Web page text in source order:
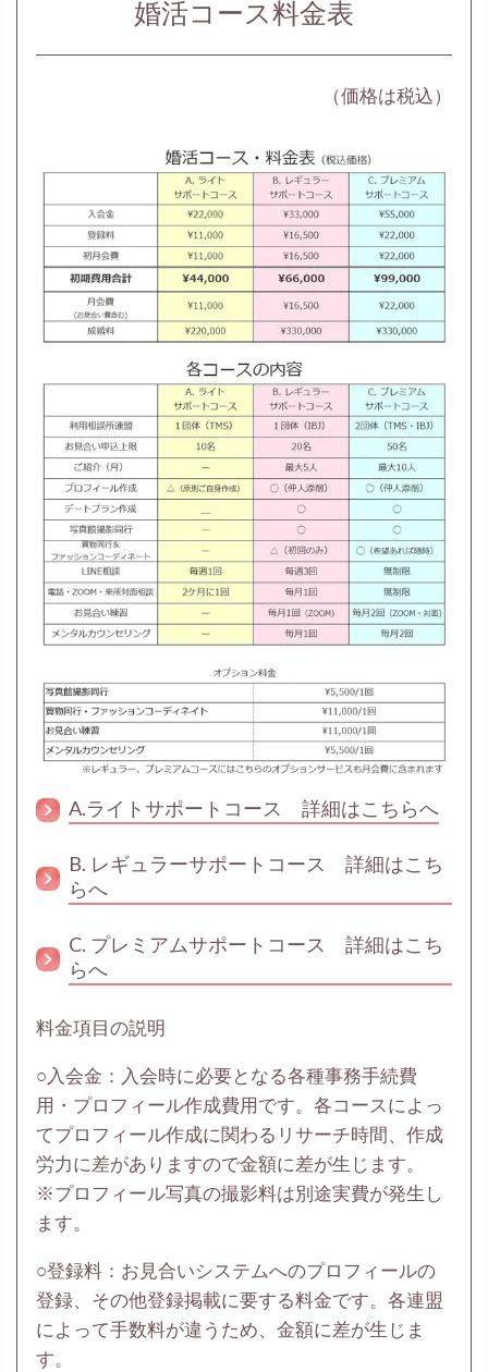
婚活コース料金表
（価格は税込）
A.ライトサポートコース 詳細はこちらへ
B. レギュラーサポートコース 詳細はこち
らへ
C. プレミアムサポートコース 詳細はこち
らへ
料金項目の説明
○入会金：入会時に必要となる各種事務手続費
用・プロフィール作成費用です。各コースによっ
てプロフィール作成に関わるリサーチ時間、作成
労力に差がありますので金額に差が生じます。
※プロフィール写真の撮影料は別途実費が発生し
ます。
○登録料：お見合いシステムへのプロフィールの
登録、その他登録掲載に要する料金です。各連盟
によって手数料が違うため、金額に差が生じま
す。